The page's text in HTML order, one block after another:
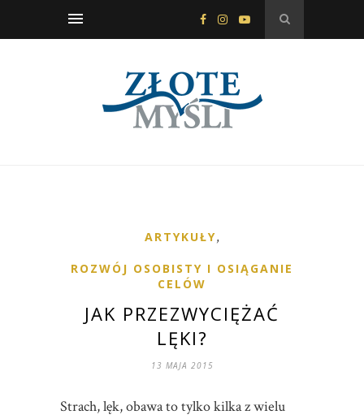
ARTYKUŁY,
ROZWÓJ OSOBISTY I OSIĄGANIE
CELÓW
JAK PRZEZWYCIĘŻAĆ
LĘKI?
13 MAJA 2015
Strach, lęk, obawa to tylko kilka z wielu